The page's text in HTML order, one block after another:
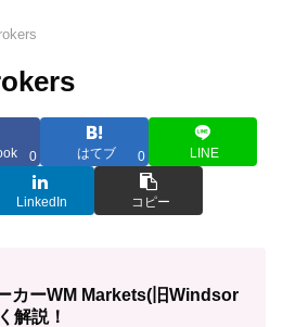
0 はてブ 0 LINE
LinkedIn コピー
カーWM Markets(旧Windsor
解説！